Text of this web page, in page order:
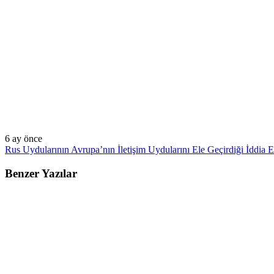
6 ay önce
Rus Uydularının Avrupa’nın İletişim Uydularını Ele Geçirdiği İddia
Benzer Yazılar